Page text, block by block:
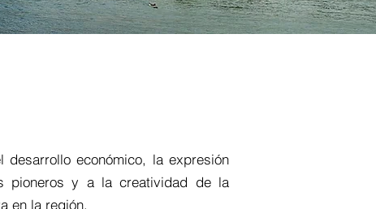
económico, la expresión
pioneros y a la creatividad de la
en la región.